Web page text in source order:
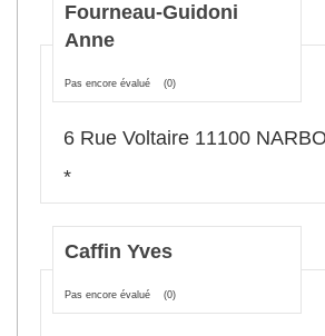
Fourneau-Guidoni
Anne
Pas encore évalué (0)
6 Rue Voltaire 11100
*
Caffin Yves
Pas encore évalué (0)